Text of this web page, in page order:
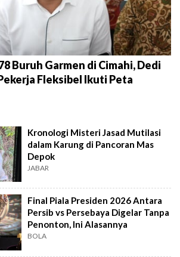
Buruh Garmen di Cimahi, Dedi
Fleksibel Ikuti Peta
Kronologi Misteri Jasad Mutilasi
dalam Karung di Pancoran Mas
Depok
JABAR
Final Piala Presiden 2026 Antara
Persib vs Persebaya Digelar Tanpa
Penonton, Ini Alasannya
BOLA